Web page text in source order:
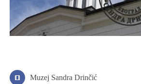
Muzej Sandra Drinčić